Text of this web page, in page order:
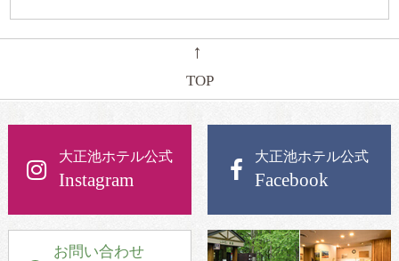
←
TOP
大正池ホテル公式
Instagram
大正池ホテル公式
Facebook
お問い合わせ